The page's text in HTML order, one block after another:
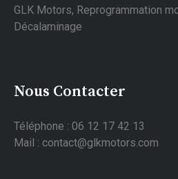
GLK Motors, Reprogrammation
Décalaminage
Nous Contacter
Téléphone : 06 12 17 42 13
Mail : contact@glkmotors.com